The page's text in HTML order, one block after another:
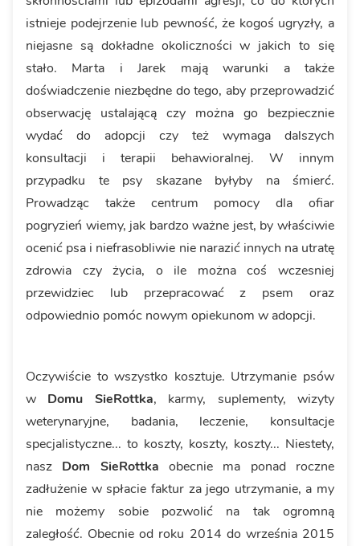
istnieje podejrzenie lub pewność, że kogoś ugryzły, a
niejasne są dokładne okoliczności w jakich to się
stało. Marta i Jarek mają warunki a także
doświadczenie niezbędne do tego, aby przeprowadzić
obserwację ustalającą czy można go bezpiecznie
wydać do adopcji czy też wymaga dalszych
konsultacji i terapii behawioralnej. W innym
przypadku te psy skazane byłyby na śmierć.
Prowadząc także centrum pomocy dla ofiar
pogryzień wiemy, jak bardzo ważne jest, by właściwie
ocenić psa i niefrasobliwie nie narazić innych na utratę
zdrowia czy życia, o ile można coś wczesniej
przewidziec lub przepracować z psem oraz
odpowiednio pomóc nowym opiekunom w adopcji.
Oczywiście to wszystko kosztuje. Utrzymanie psów
w Domu SieRottka, karmy, suplementy, wizyty
weterynaryjne, badania, leczenie, konsultacje
specjalistyczne... to koszty, koszty, koszty... Niestety,
nasz Dom SieRottkaobecnie ma ponad roczne
zadłużenie w spłacie faktur za jego utrzymanie, a my
nie możemy sobie pozwolić na tak ogromną
zaległość. Obecnie od roku 2014 do września 2015